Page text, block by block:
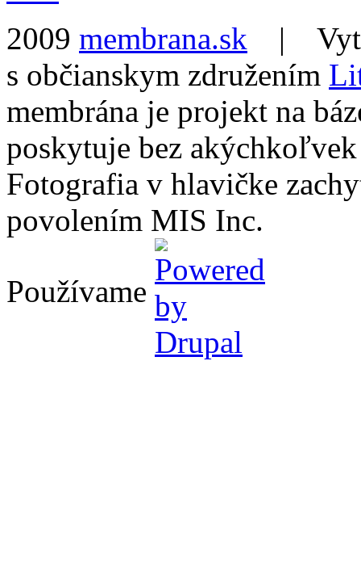
2009 membrana.sk |
s občianskym združením
membrána je projekt na
poskytuje bez
Fotografia v hlavičke
povolením MIS Inc.
Používame